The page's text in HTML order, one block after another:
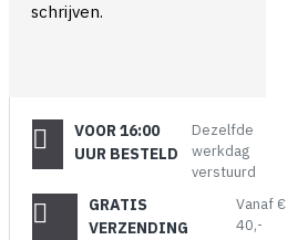
schrijven.
VOOR 16:00
UUR BESTELD
Dezelfde
werkdag
verstuurd
GRATIS
VERZENDING
Vanaf €
40,-